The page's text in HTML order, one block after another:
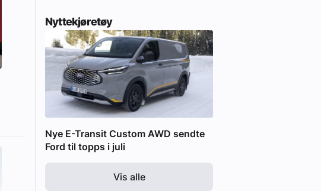
Nyttekjøretøy
Nye E-Transit Custom AWD sendte
Ford til topps i juli
Vis alle